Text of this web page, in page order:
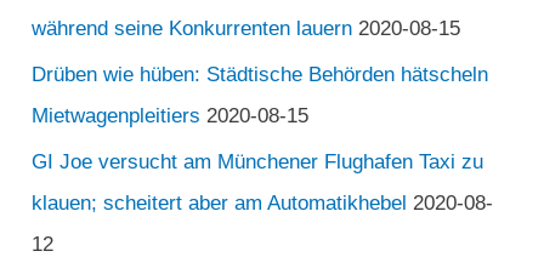
während seine Konkurrenten lauern 2020-08-15
Drüben wie hüben: Städtische Behörden hätscheln
Mietwagenpleitiers 2020-08-15
GI Joe versucht am Münchener Flughafen Taxi zu
klauen; scheitert aber am Automatikhebel 2020-08-
12